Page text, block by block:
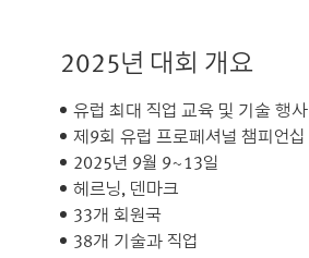
2025년 대회 개요
유럽 최대 직업 교육 및 기술 행사
제9회 유럽 프로페셔널 챔피언십​
2025년 9월 9~13일​
헤르닝, 덴마크​
33개 회원국​
38개 기술과 직업